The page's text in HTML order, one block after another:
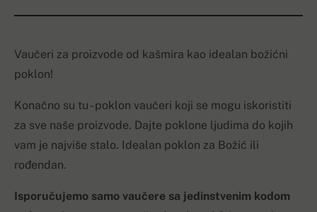
Vaučeri za proizvode od kašmira kao idealan božićni
poklon!
Konačno su tu - poklon vaučeri koji se mogu iskoristiti
za sve naše proizvode. Dajte poklone ljudima do kojih
vam je najviše stalo. Idealan poklon za Božić ili
rođendan.
Isporučujemo samo vaučere sa jedinstvenim kodom